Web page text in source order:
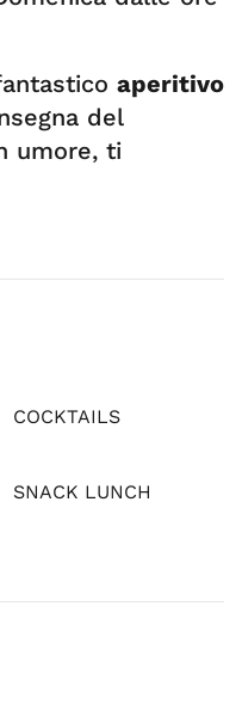
aperitivo
del
umore, ti
COCKTAILS
SNACK LUNCH